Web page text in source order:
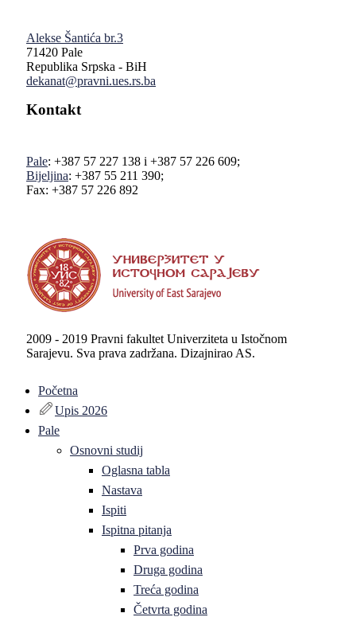
Alekse Šantića br.3
71420 Pale
Republika Srpska - BiH
dekanat@pravni.ues.rs.ba
Kontakt
Pale: +387 57 227 138 i +387 57 226 609;
Bijeljina: +387 55 211 390;
Fax: +387 57 226 892
2009 - 2019 Pravni fakultet Univerziteta u Istočnom
Sarajevu. Sva prava zadržana. Dizajnirao AS.
Početna
Upis 2026
Pale
Osnovni studij
Oglasna tabla
Nastava
Ispiti
Ispitna pitanja
Prva godina
Druga godina
Treća godina
Četvrta godina